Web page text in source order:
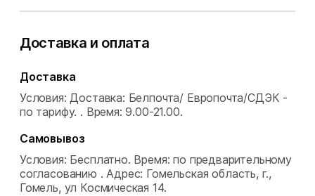
Доставка и оплата
Доставка
Условия: Доставка: Белпочта/ Европочта/СДЭК -
по тарифу. . Время: 9.00-21.00.
Самовывоз
Условия: Бесплатно. Время: по предварительному
согласованию . Адрес: Гомельская область, г.,
Гомель, ул Космическая 14.